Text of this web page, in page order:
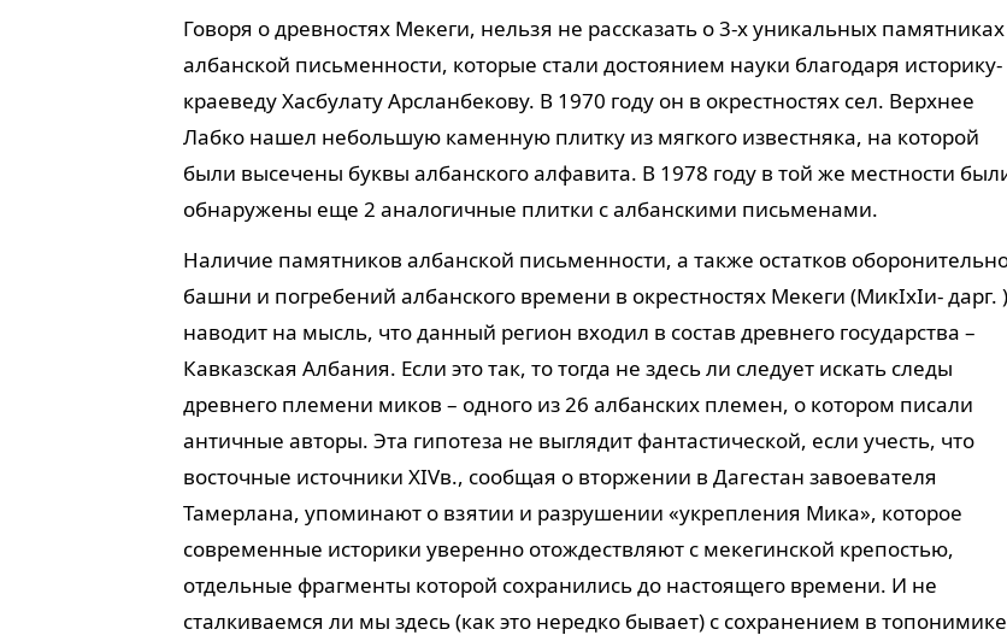
Говоря о древностях Мекеги, нельзя не рассказать о 3-х уникальных памятниках
албанской письменности, которые стали достоянием науки благодаря историку-
краеведу Хасбулату Арсланбекову. В 1970 году он в окрестностях сел. Верхнее
Лабко нашел небольшую каменную плитку из мягкого известняка, на которой
были высечены буквы албанского алфавита. В 1978 году в той же местности
обнаружены еще 2 аналогичные плитки с албанскими письменами.
Наличие памятников албанской письменности, а также остатков
башни и погребений албанского времени в окрестностях Мекеги (МикIхIи- дарг. )
наводит на мысль, что данный регион входил в состав древнего государства –
Кавказская Албания. Если это так, то тогда не здесь ли следует искать следы
древнего племени миков – одного из 26 албанских племен, о котором писали
античные авторы. Эта гипотеза не выглядит фантастической, если учесть, что
восточные источники XIVв., сообщая о вторжении в Дагестан завоевателя
Тамерлана, упоминают о взятии и разрушении «укрепления Мика», которое
современные историки уверенно отождествляют с мекегинской крепостью,
отдельные фрагменты которой сохранились до настоящего времени. И не
сталкиваемся ли мы здесь (как это нередко бывает) с сохранением в топонимике